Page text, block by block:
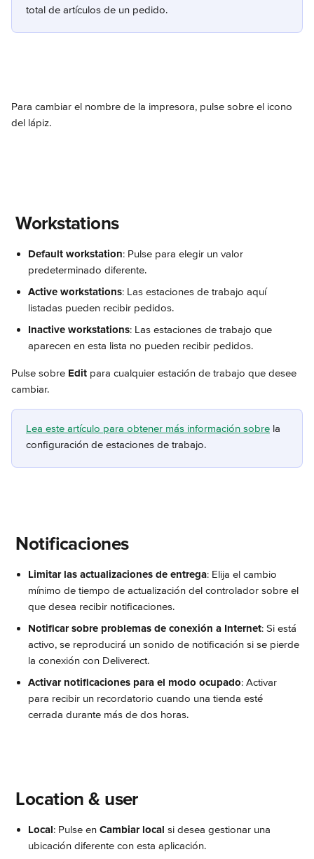
total de artículos de un pedido.
Para cambiar el nombre de la impresora, pulse sobre el icono
del lápiz.
Workstations
Default workstation: Pulse para elegir un valor
predeterminado diferente.
Active workstations: Las estaciones de trabajo aquí
listadas pueden recibir pedidos.
Inactive workstations: Las estaciones de trabajo que
aparecen en esta lista no pueden recibir pedidos.
Pulse sobre Edit para cualquier estación de trabajo que desee
cambiar.
Lea este artículo para obtener más información sobre la
configuración de estaciones de trabajo.
Notificaciones
Limitar las actualizaciones de entrega: Elija el cambio
mínimo de tiempo de actualización del controlador sobre el
que desea recibir notificaciones.
Notificar sobre problemas de conexión a Internet: Si está
activo, se reproducirá un sonido de notificación si se pierde
la conexión con Deliverect.
Activar notificaciones para el modo ocupado: Activar
para recibir un recordatorio cuando una tienda esté
cerrada durante más de dos horas.
Location & user
Local: Pulse en Cambiar local si desea gestionar una
ubicación diferente con esta aplicación.